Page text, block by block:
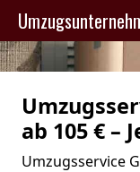
ab 105 € –
Umzugsservice